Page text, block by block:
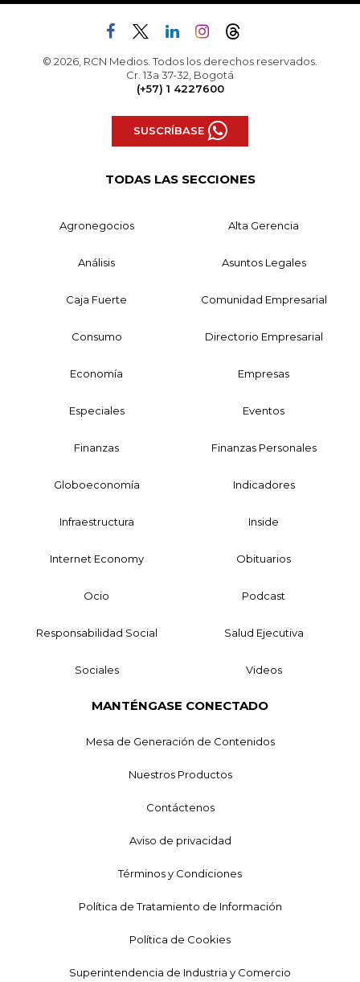
© 2026, RCN Medios. Todos los derechos reservados.
Cr. 13a 37-32, Bogotá
(+57) 1 4227600
SUSCRÍBASE
TODAS LAS SECCIONES
Agronegocios Alta Gerencia
Análisis Asuntos Legales
Caja Fuerte Comunidad Empresarial
Consumo Directorio Empresarial
Economía Empresas
Especiales Eventos
Finanzas Finanzas Personales
Globoeconomía Indicadores
Infraestructura Inside
Internet Economy Obituarios
Ocio Podcast
Responsabilidad Social Salud Ejecutiva
Sociales Videos
MANTÉNGASE CONECTADO
Mesa de Generación de Contenidos
Nuestros Productos
Contáctenos
Aviso de privacidad
Términos y Condiciones
Política de Tratamiento de Información
Política de Cookies
Superintendencia de Industria y Comercio